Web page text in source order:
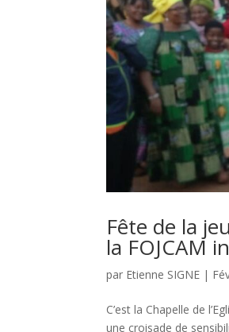
Fête de la
la FOJCAM
par Etienne SIGNE |
C’est la Chapelle de
une croisade de